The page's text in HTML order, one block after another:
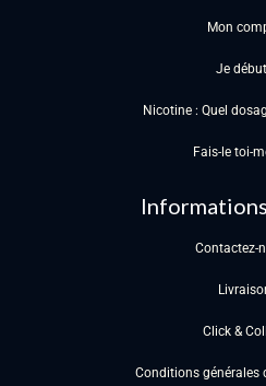
Mon
Je
Nicotine : Quel
Fais-le toi-
Contactez-
Click &
Conditions générales